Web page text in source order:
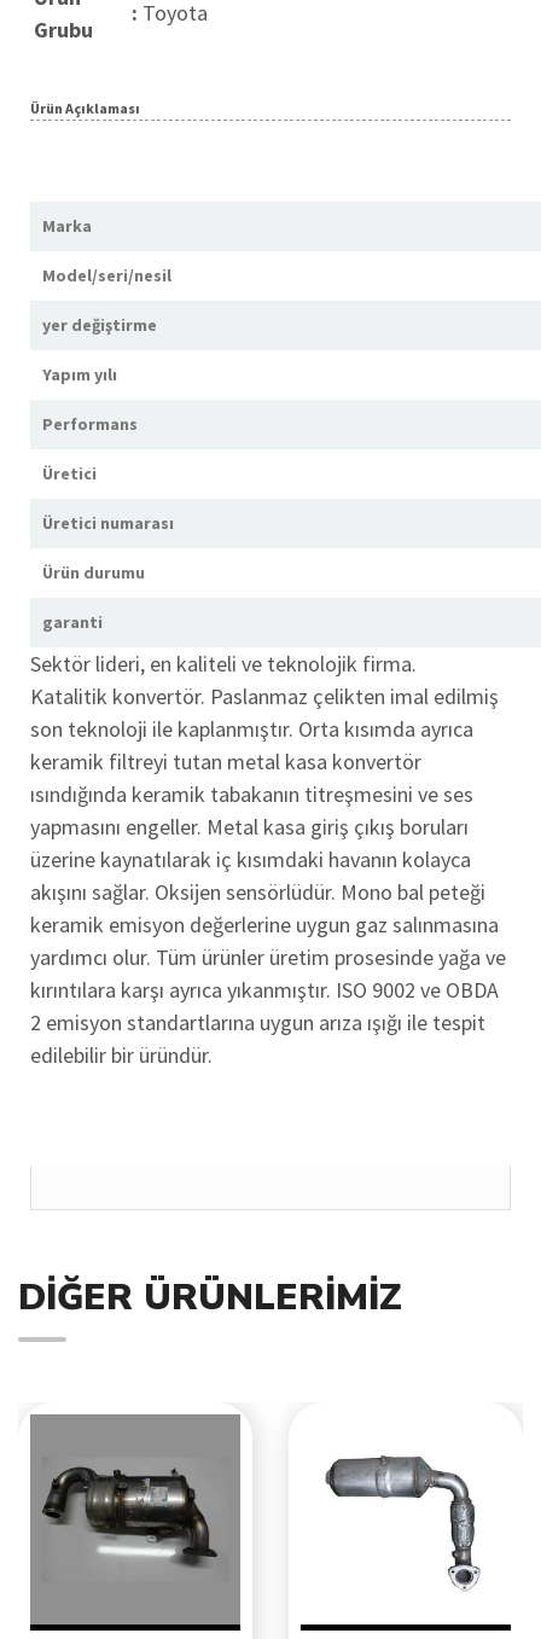
Grubu
: Toyota
Ürün Açıklaması
Marka
Model/seri/nesil
yer değiştirme
Yapım yılı
Performans
Üretici
Üretici numarası
Ürün durumu
garanti
Sektör lideri, en kaliteli ve teknolojik firma.
Katalitik konvertör. Paslanmaz çelikten imal edilmiş
son teknoloji ile kaplanmıştır. Orta kısımda ayrıca
keramik filtreyi tutan metal kasa konvertör
ısındığında keramik tabakanın titreşmesini ve ses
yapmasını engeller. Metal kasa giriş çıkış boruları
üzerine kaynatılarak iç kısımdaki havanın kolayca
akışını sağlar. Oksijen sensörlüdür. Mono bal peteği
keramik emisyon değerlerine uygun gaz salınmasına
yardımcı olur. Tüm ürünler üretim prosesinde yağa ve
kırıntılara karşı ayrıca yıkanmıştır. ISO 9002 ve OBDA
2 emisyon standartlarına uygun arıza ışığı ile tespit
edilebilir bir üründür.
DIĞER ÜRÜNLERIMIZ